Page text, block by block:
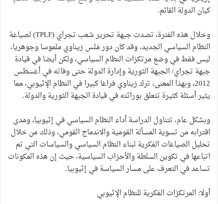
كيان الدولة القائم.
وخلال هذه الفترة، تصدت جبهة تحرير شعب تجراي (TPLF) لصياغة
النظام السياسي الجديد، وقد كان دور مَلس زيناوي ملموسا وجوهريا،
ليس فقط في وضع مرتكزات النظام السياسي، ولكن أيضا في قيادة
جبهة تجراي/ الجبهة الثورية وإدارة الدولة حتى وفاته في أغسطس
2012، وبهذا المعنى، ترك زيناوي فراغا كبيرا في النظام الإثيوبي، مما
يثير أسئلة كثيرة تتعلق بوراثته في قيادة الجبهة الثورية والدولة.
وبشكل عام، تتناول الدراسة أداء النظام السياسي في إثيوبيا، ومدى
اقترابه من تسوية المسألة القومية والاندماج القومي، وذلك من خلال
تحليل الصياغات الفكرية لبناء النظام السياسي والسياسات التي تم
اتباعها في تكوين السلطة والأحزاب السياسية، حيث إن هذه المكونات
تساعد في التعرف على مسار السياسة في إثيوبيا.
أولا: المرتكزات الفكرية للنظام الإثيوبي